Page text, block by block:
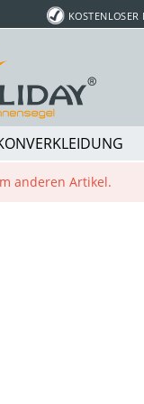
KOSTENLOSER
anderen Artikel.